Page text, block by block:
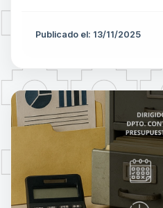
Publicado el: 13/11/2025